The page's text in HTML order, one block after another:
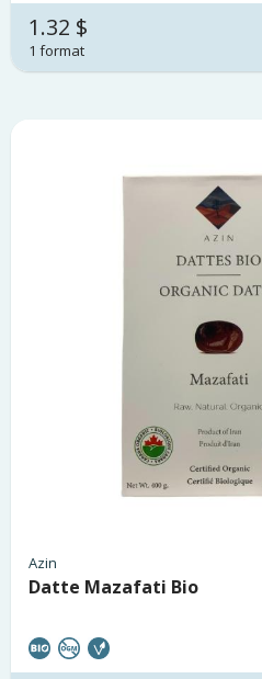
1.32 $
1 format
Azin
Datte Mazafati Bio